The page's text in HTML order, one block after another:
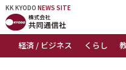
KK KYODO NEWS SITE
経済 / ビジネス くらし
KK KYODONEWS SITE
トップページ